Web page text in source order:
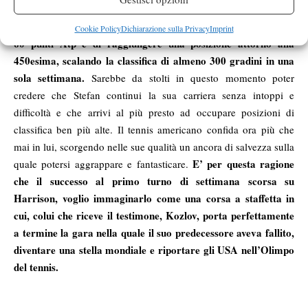
Cookie PolicyDichiarazione sulla PrivacyImprint
con tennisti meno talentuosi di lui.
La finale centrata ieri a
Sacramento permetterà al talento 16enne di conquistare ben
60 punti Atp e di raggiungere una posizione attorno alla
450esima, scalando la classifica di almeno 300 gradini in una
sola settimana. Sarebbe da stolti in questo momento poter
credere che Stefan continui la sua carriera senza intoppi e
difficoltà e che arrivi al più presto ad occupare posizioni di
classifica ben più alte. Il tennis americano confida ora più che
mai in lui, scorgendo nelle sue qualità un ancora di salvezza sulla
quale potersi aggrappare e fantasticare. E’ per questa ragione
che il successo al primo turno di settimana scorsa su
Harrison, voglio immaginarlo come una corsa a staffetta in
cui, colui che riceve il testimone, Kozlov, porta perfettamente
a termine la gara nella quale il suo predecessore aveva fallito,
diventare una stella mondiale e riportare gli USA nell’Olimpo
del tennis.